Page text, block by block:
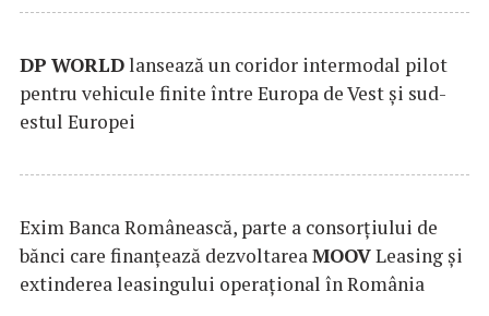
DP WORLDlansează un coridor intermodal pilot
pentru vehicule finite între Europa de Vest și sud-
estul Europei
Exim Banca Românească, parte a consorțiului de
bănci care finanțează dezvoltareaMOOVLeasing și
extinderea leasingului operațional în România